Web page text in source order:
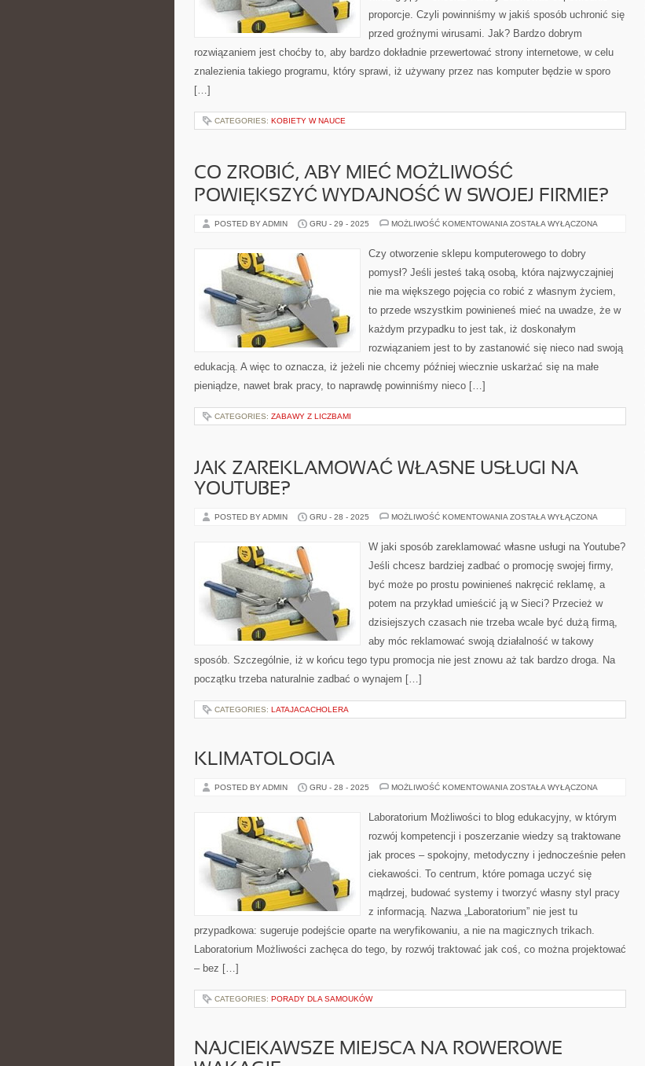
proporcje. Czyli powinniśmy w jakiś sposób uchronić się
przed groźnymi wirusami. Jak? Bardzo dobrym
rozwiązaniem jest choćby to, aby bardzo dokładnie przewertować strony internetowe, w celu
znalezienia takiego programu, który sprawi, iż używany przez nas komputer będzie w sporo
[…]
CATEGORIES: KOBIETY W NAUCE
CO ZROBIĆ, ABY MIEĆ MOŻLIWOŚĆ
POWIĘKSZYĆ WYDAJNOŚĆ W SWOJEJ FIRMIE?
POSTED BY ADMIN GRU - 29 - 2025 MOŻLIWOŚĆ KOMENTOWANIA CO
MOŻLIWOŚĆ
WYDAJNOŚĆ
SWOJEJ
ZOSTAŁA WYŁĄCZONA
Czy otworzenie sklepu komputerowego to dobry
pomysł? Jeśli jesteś taką osobą, która najzwyczajniej
nie ma większego pojęcia co robić z własnym życiem,
to przede wszystkim powinieneś mieć na uwadze, że w
każdym przypadku to jest tak, iż doskonałym
rozwiązaniem jest to by zastanowić się nieco nad swoją
edukacją. A więc to oznacza, iż jeżeli nie chcemy później wiecznie uskarżać się na małe
pieniądze, nawet brak pracy, to naprawdę powinniśmy nieco […]
CATEGORIES: ZABAWY Z LICZBAMI
JAK ZAREKLAMOWAĆ WŁASNE USŁUGI NA
YOUTUBE?
POSTED BY ADMIN GRU - 28 - 2025 MOŻLIWOŚĆ KOMENTOWANIA JAK
USŁUGI
NA
ZOSTAŁA WYŁĄCZONA
W jaki sposób zareklamować własne usługi na Youtube?
Jeśli chcesz bardziej zadbać o promocję swojej firmy,
być może po prostu powinieneś nakręcić reklamę, a
potem na przykład umieścić ją w Sieci? Przecież w
dzisiejszych czasach nie trzeba wcale być dużą firmą,
aby móc reklamować swoją działalność w takowy
sposób. Szczególnie, iż w końcu tego typu promocja nie jest znowu aż tak bardzo droga. Na
początku trzeba naturalnie zadbać o wynajem […]
CATEGORIES: LATAJACACHOLERA
KLIMATOLOGIA
POSTED BY ADMIN GRU - 28 - 2025 MOŻLIWOŚĆ KOMENTOWANIA KLIMATOLOGIA
ZOSTAŁA WYŁĄCZONA
Laboratorium Możliwości to blog edukacyjny, w którym
rozwój kompetencji i poszerzanie wiedzy są traktowane
jak proces – spokojny, metodyczny i jednocześnie pełen
ciekawości. To centrum, które pomaga uczyć się
mądrzej, budować systemy i tworzyć własny styl pracy
z informacją. Nazwa „Laboratorium” nie jest tu
przypadkowa: sugeruje podejście oparte na weryfikowaniu, a nie na magicznych trikach.
Laboratorium Możliwości zachęca do tego, by rozwój traktować jak coś, co można projektować
– bez […]
CATEGORIES: PORADY DLA SAMOUKÓW
NAJCIEKAWSZE MIEJSCA NA ROWEROWE